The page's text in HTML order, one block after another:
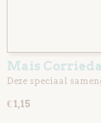
Mais
Deze speciaal
€ 1,15